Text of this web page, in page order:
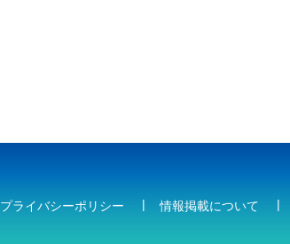
プライバシーポリシー 情報掲載について